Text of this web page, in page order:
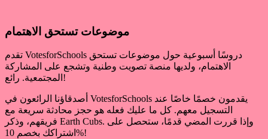
موضوعات تستحق الاهتمام
تقدم VotesforSchools دروسًا أسبوعية حول موضوعات تستحق
الاهتمام، ولديها منصة تصويت وطنية وتشجع على المشاركة
المجتمعية. رائع!
أصدقاؤنا الرائعون في VotesforSchools يقدمون خصمًا خاصًا عند
التسجيل معهم. كل ما عليك فعله هو حجز محادثة سريعة مع
فريقهم، وذكر Earth Cubs. وإذا قررت المضي قدمًا، ستحصل على
اشتراكك بخصم 10%!